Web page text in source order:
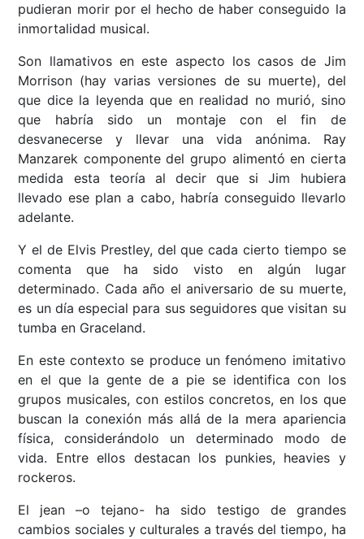
pudieran morir por el hecho de haber conseguido la
inmortalidad musical.
Son llamativos en este aspecto los casos de Jim
Morrison (hay varias versiones de su muerte), del
que dice la leyenda que en realidad no murió, sino
que habría sido un montaje con el fin de
desvanecerse y llevar una vida anónima. Ray
Manzarek componente del grupo alimentó en cierta
medida esta teoría al decir que si Jim hubiera
llevado ese plan a cabo, habría conseguido llevarlo
adelante.
Y el de Elvis Prestley, del que cada cierto tiempo se
comenta que ha sido visto en algún lugar
determinado. Cada año el aniversario de su muerte,
es un día especial para sus seguidores que visitan su
tumba en Graceland.
En este contexto se produce un fenómeno imitativo
en el que la gente de a pie se identifica con los
grupos musicales, con estilos concretos, en los que
buscan la conexión más allá de la mera apariencia
física, considerándolo un determinado modo de
vida. Entre ellos destacan los punkies, heavies y
rockeros.
El jean –o tejano- ha sido testigo de grandes
cambios sociales y culturales a través del tiempo, ha